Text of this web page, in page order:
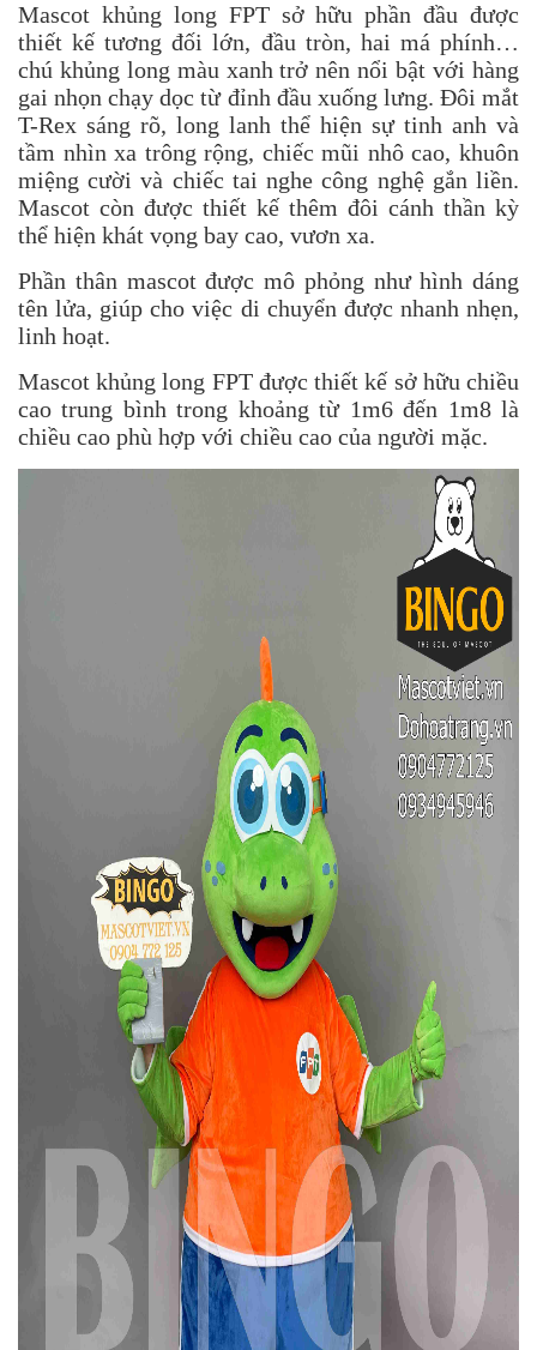
Mascot khủng long FPT sở hữu phần đầu được
thiết kế tương đối lớn, đầu tròn, hai má phính…
chú khủng long màu xanh trở nên nổi bật với hàng
gai nhọn chạy dọc từ đỉnh đầu xuống lưng. Đôi mắt
T-Rex sáng rõ, long lanh thể hiện sự tinh anh và
tầm nhìn xa trông rộng, chiếc mũi nhô cao, khuôn
miệng cười và chiếc tai nghe công nghệ gắn liền.
Mascot còn được thiết kế thêm đôi cánh thần kỳ
thể hiện khát vọng bay cao, vươn xa.
Phần thân mascot được mô phỏng như hình dáng
tên lửa, giúp cho việc di chuyển được nhanh nhẹn,
linh hoạt.
Mascot khủng long FPT được thiết kế sở hữu chiều
cao trung bình trong khoảng từ 1m6 đến 1m8 là
chiều cao phù hợp với chiều cao của người mặc.